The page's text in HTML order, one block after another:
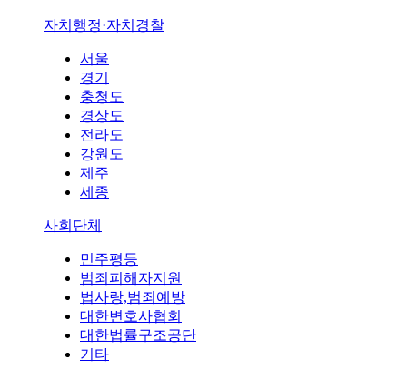
자치행정·자치경찰
서울
경기
충청도
경상도
전라도
강원도
제주
세종
사회단체
민주평등
범죄피해자지원
법사랑,범죄예방
대한변호사협회
대한법률구조공단
기타